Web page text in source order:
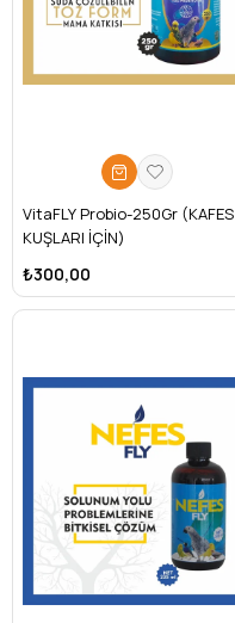
VitaFLY Probio-250Gr (KAFES
KUŞLARI İÇİN)
₺300,00